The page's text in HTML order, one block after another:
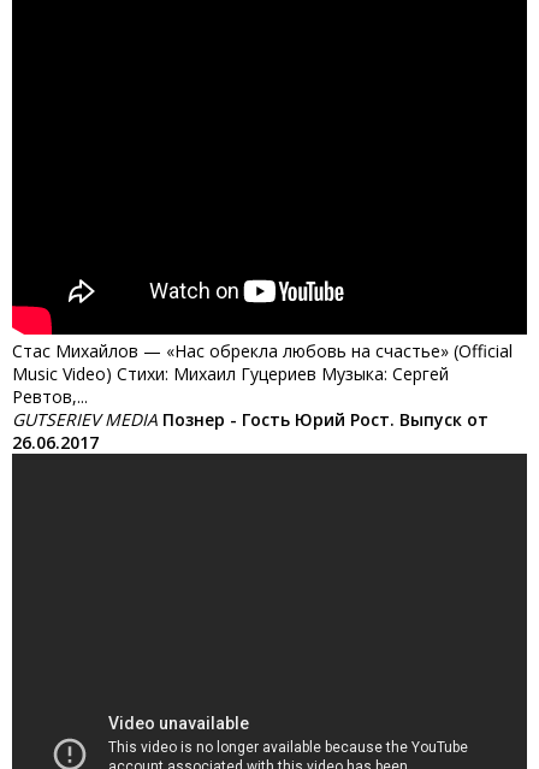
Стас Михайлов — «Нас обрекла любовь на счастье» (Official
Music Video) Стихи: Михаил Гуцериев Музыка: Сергей
Ревтов,...
GUTSERIEV MEDIA Познер - Гость Юрий Рост. Выпуск от
26.06.2017